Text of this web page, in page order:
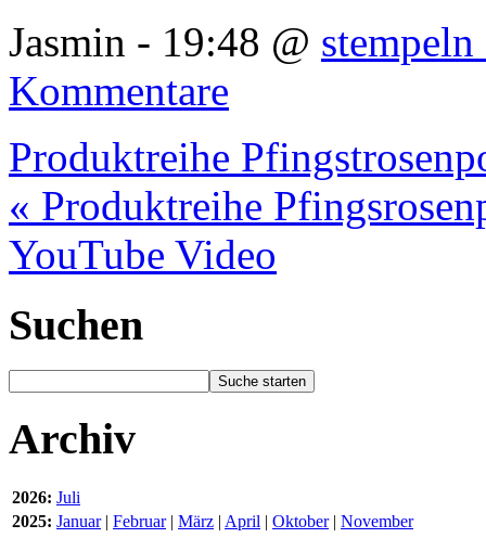
Jasmin - 19:48 @
Kommentare
Produktreihe
« Produktreihe
YouTube Video
Suchen
Archiv
2026: Juli
2025: Januar| Februar| März | April | Oktober| November